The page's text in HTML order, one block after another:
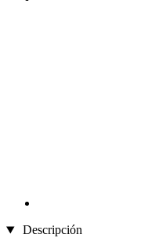
Descripción